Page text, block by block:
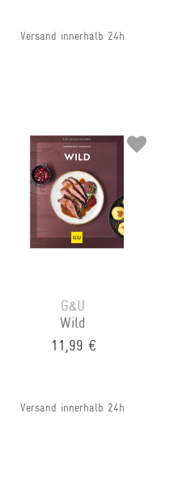
Versand innerhalb 24h
G&U
Wild
11,99 €
Versand innerhalb 24h